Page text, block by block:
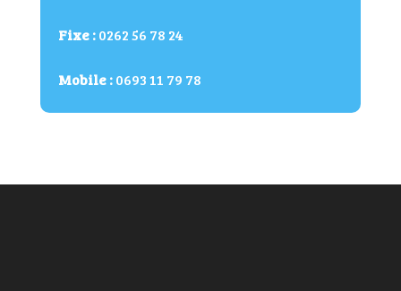
Fixe :0262 56 78 24
Mobile :0693 11 79 78